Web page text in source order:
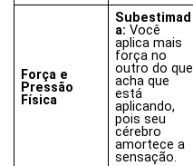
Força e
Pressão
Física
Subestimad
a: Você
aplica mais
força no
outro do que
acha que
está
aplicando,
pois seu
cérebro
amortece a
sensação.